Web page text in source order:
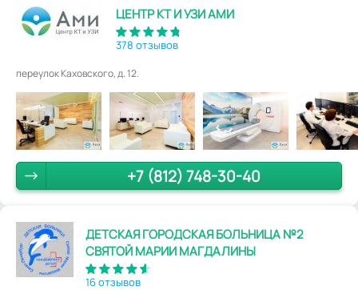
ЦЕНТР КТ И УЗИ АМИ
378 отзывов
переулок Каховского, д. 12.
+7 (812) 748-30-40
ДЕТСКАЯ ГОРОДСКАЯ БОЛЬНИЦА №2
СВЯТОЙ МАРИИ МАГДАЛИНЫ
16 отзывов